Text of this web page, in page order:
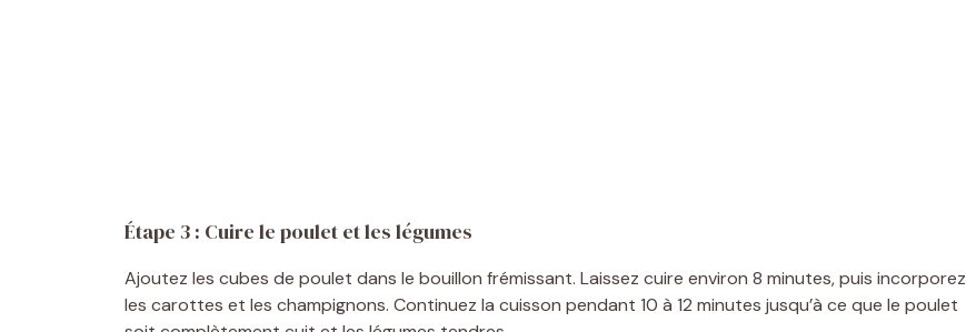
Étape 3 : Cuire le poulet et les légumes
Ajoutez les cubes de poulet dans le bouillon frémissant. Laissez cuire environ 8 minutes, puis incorporez
les carottes et les champignons. Continuez la cuisson pendant 10 à 12 minutes jusqu’à ce que le poulet